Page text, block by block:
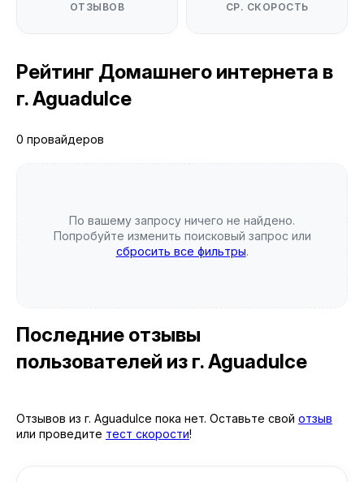
ОТЗЫВОВ СР. СКОРОСТЬ
Рейтинг Домашнего интернета в
г. Aguadulce
0 провайдеров
По вашему запросу ничего не найдено.
Попробуйте изменить поисковый запрос или
сбросить все фильтры.
Последние отзывы
пользователей из г. Aguadulce
Отзывов из г. Aguadulce пока нет. Оставьте свой отзыв
или проведите тест скорости!